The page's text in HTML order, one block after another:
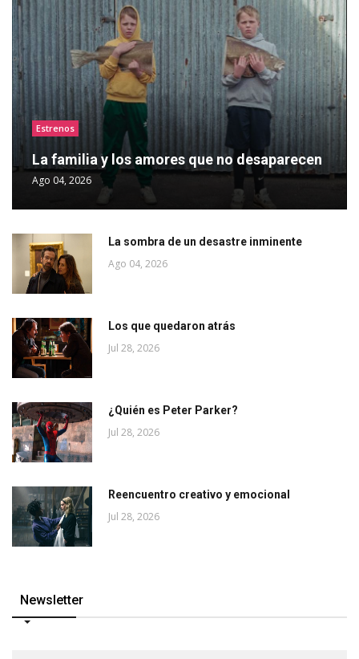
Estrenos
La familia y los amores que no desaparecen
Ago 04, 2026
La sombra de un desastre inminente
Ago 04, 2026
Los que quedaron atrás
Jul 28, 2026
¿Quién es Peter Parker?
Jul 28, 2026
Reencuentro creativo y emocional
Jul 28, 2026
Newsletter